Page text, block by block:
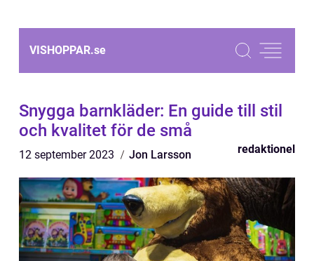
VISHOPPAR.se
Snygga barnkläder: En guide till stil
och kvalitet för de små
12 september 2023 Jon Larsson redaktionel